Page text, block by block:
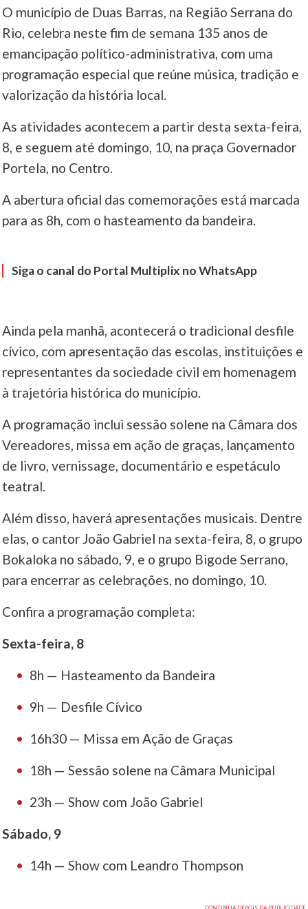
O município de Duas Barras, na Região Serrana do
Rio, celebra neste fim de semana 135 anos de
emancipação político-administrativa, com uma
programação especial que reúne música, tradição e
valorização da história local.
As atividades acontecem a partir desta sexta-feira,
8, e seguem até domingo, 10, na praça Governador
Portela, no Centro.
A abertura oficial das comemorações está marcada
para as 8h, com o hasteamento da bandeira.
Siga o canal do Portal Multiplix no WhatsApp
Ainda pela manhã, acontecerá o tradicional desfile
cívico, com apresentação das escolas, instituições e
representantes da sociedade civil em homenagem
à trajetória histórica do município.
A programação inclui sessão solene na Câmara dos
Vereadores, missa em ação de graças, lançamento
de livro, vernissage, documentário e espetáculo
teatral.
Além disso, haverá apresentações musicais. Dentre
elas, o cantor João Gabriel na sexta-feira, 8, o grupo
Bokaloka no sábado, 9, e o grupo Bigode Serrano,
para encerrar as celebrações, no domingo, 10.
Confira a programação completa:
Sexta-feira, 8
8h — Hasteamento da Bandeira
9h — Desfile Cívico
16h30 — Missa em Ação de Graças
18h — Sessão solene na Câmara Municipal
23h — Show com João Gabriel
Sábado, 9
14h — Show com Leandro Thompson